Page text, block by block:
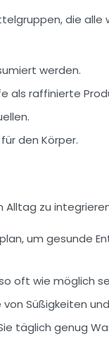
die alle
werden.
als raffinierte
den Körper.
Alltag zu
um gesunde
oft wie möglich
Süßigkeiten
täglich genug